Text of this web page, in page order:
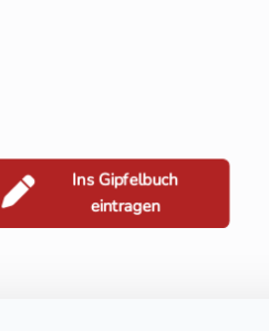
Ins Gipfelbuch
eintragen